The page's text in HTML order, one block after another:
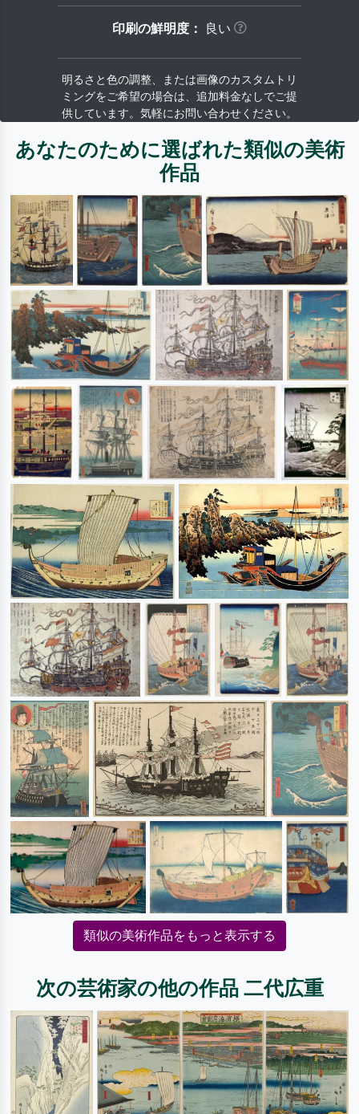
印刷の鮮明度： 良い
明るさと色の調整、または画像のカスタムトリ
ミングをご希望の場合は、追加料金なしでご提
供しています。気軽にお問い合わせください。
あなたのために選ばれた類似の美術
作品
類似の美術作品をもっと表示する
次の芸術家の他の作品 二代広重